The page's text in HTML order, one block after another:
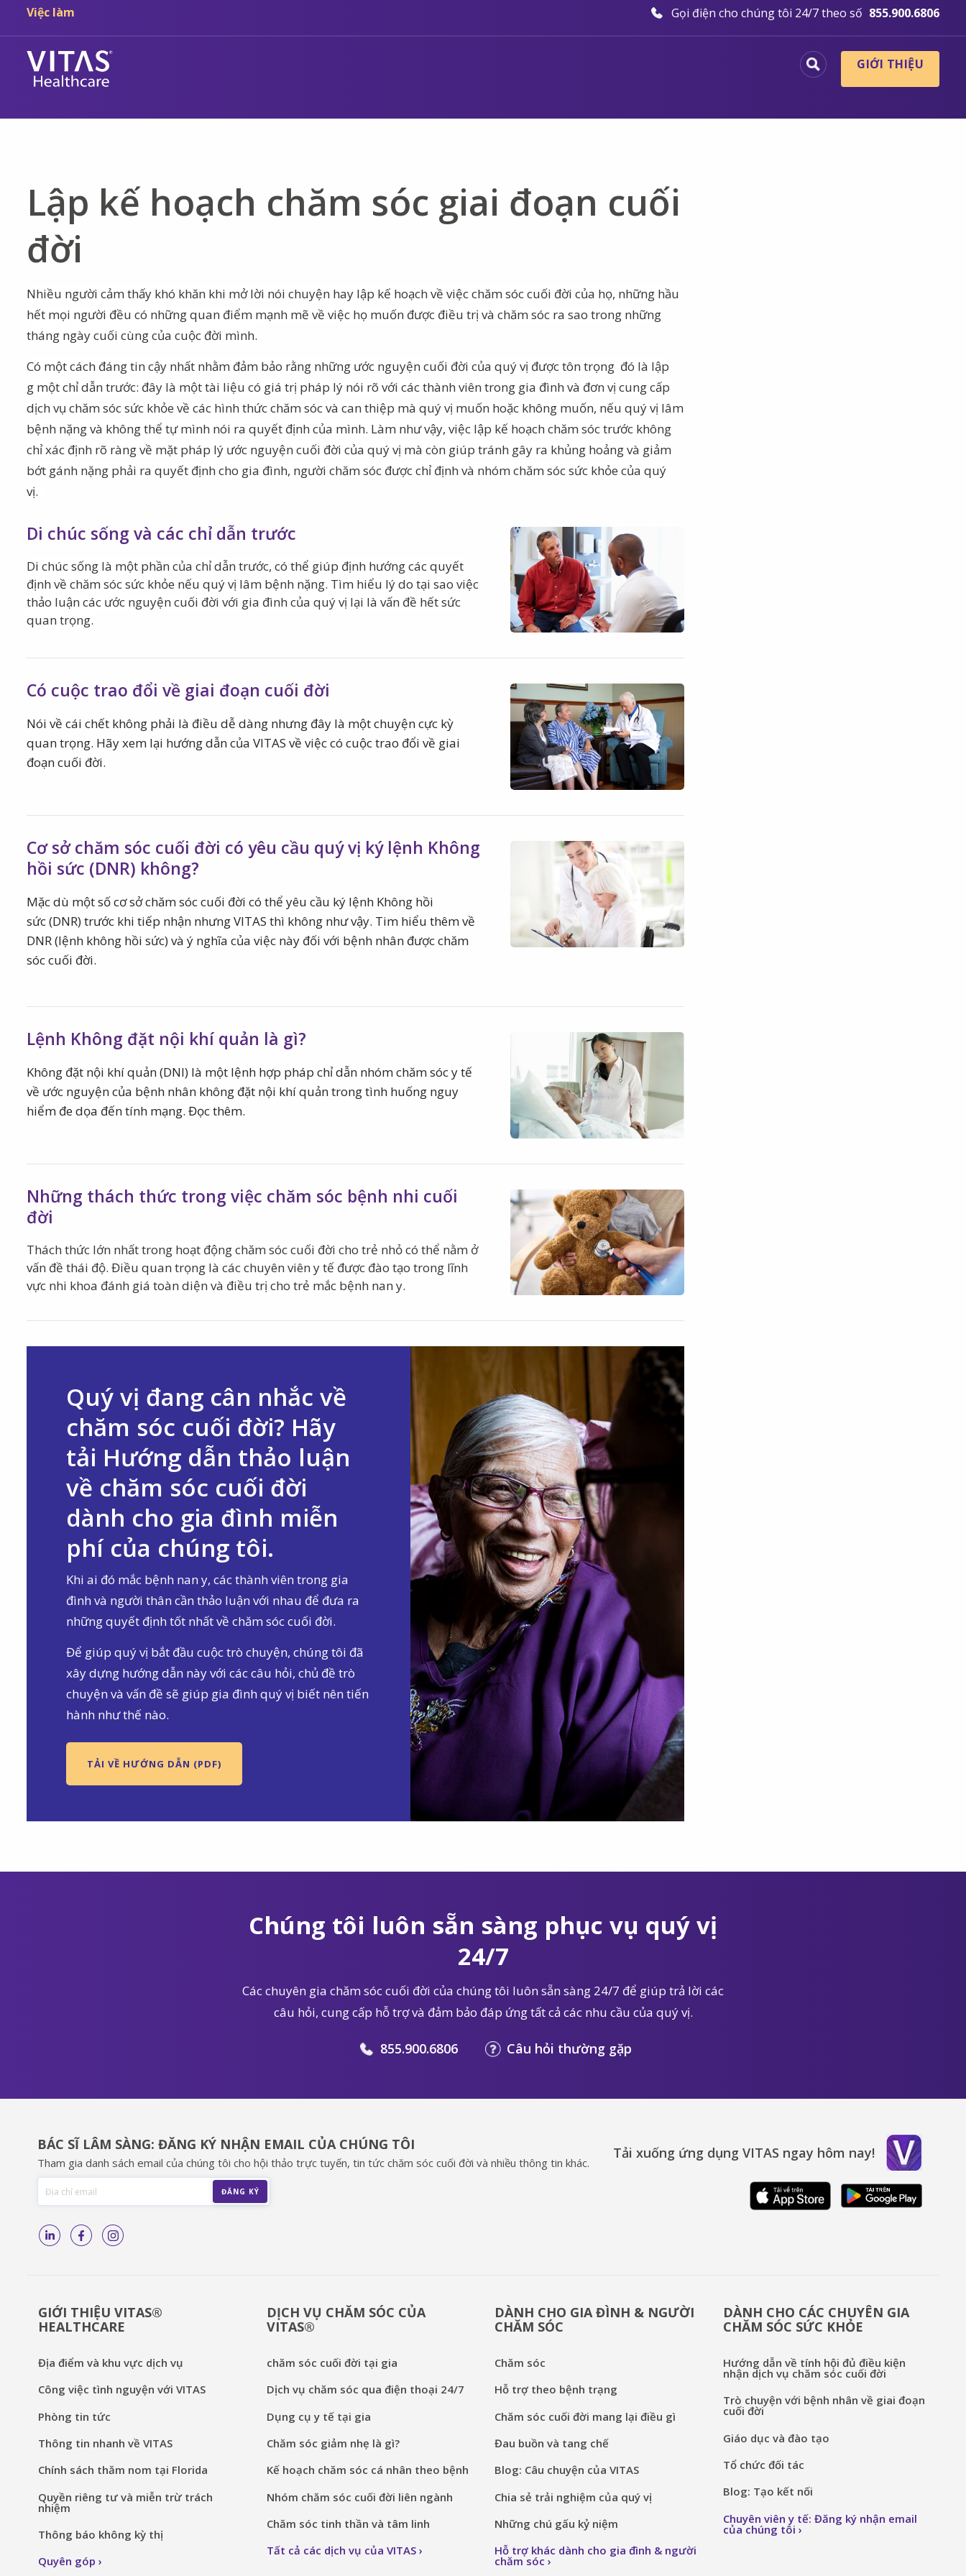
Chuyển đến nội dung chính
Chuyển đến điều hướng
Việc làm Gọi điện cho chúng tôi 24/7 theo số 855.900.6806
GIỚI THIỆU
Lập kế hoạch chăm sóc giai đoạn cuối
đời
Nhiều người cảm thấy khó khăn khi mở lời nói chuyện hay lập kế hoạch về việc chăm sóc cuối đời của họ, những hầu
hết mọi người đều có những quan điểm mạnh mẽ về việc họ muốn được điều trị và chăm sóc ra sao trong những
tháng ngày cuối cùng của cuộc đời mình.
Có một cách đáng tin cậy nhất nhằm đảm bảo rằng những ước nguyện cuối đời của quý vị được tôn trọng đó là lập
g một chỉ dẫn trước: đây là một tài liệu có giá trị pháp lý nói rõ với các thành viên trong gia đình và đơn vị cung cấp
dịch vụ chăm sóc sức khỏe về các hình thức chăm sóc và can thiệp mà quý vị muốn hoặc không muốn, nếu quý vị lâm
bệnh nặng và không thể tự mình nói ra quyết định của mình. Làm như vậy, việc lập kế hoạch chăm sóc trước không
chỉ xác định rõ ràng về mặt pháp lý ước nguyện cuối đời của quý vị mà còn giúp tránh gây ra khủng hoảng và giảm
bớt gánh nặng phải ra quyết định cho gia đình, người chăm sóc được chỉ định và nhóm chăm sóc sức khỏe của quý
vị.
Di chúc sống và các chỉ dẫn trước
Di chúc sống là một phần của chỉ dẫn trước, có thể giúp định hướng các quyết
định về chăm sóc sức khỏe nếu quý vị lâm bệnh nặng. Tìm hiểu lý do tại sao việc
thảo luận các ước nguyện cuối đời với gia đình của quý vị lại là vấn đề hết sức
quan trọng.
Có cuộc trao đổi về giai đoạn cuối đời
Nói về cái chết không phải là điều dễ dàng nhưng đây là một chuyện cực kỳ
quan trọng. Hãy xem lại hướng dẫn của VITAS về việc có cuộc trao đổi về giai
đoạn cuối đời.
Cơ sở chăm sóc cuối đời có yêu cầu quý vị ký lệnh Không
hồi sức (DNR) không?
Mặc dù một số cơ sở chăm sóc cuối đời có thể yêu cầu ký lệnh Không hồi
sức (DNR) trước khi tiếp nhận nhưng VITAS thì không như vậy. Tim hiểu thêm về
DNR (lệnh không hồi sức) và ý nghĩa của việc này đối với bệnh nhân được chăm
sóc cuối đời.
Lệnh Không đặt nội khí quản là gì?
Không đặt nội khí quản (DNI) là một lệnh hợp pháp chỉ dẫn nhóm chăm sóc y tế
về ước nguyện của bệnh nhân không đặt nội khí quản trong tình huống nguy
hiểm đe dọa đến tính mạng. Đọc thêm.
Những thách thức trong việc chăm sóc bệnh nhi cuối
đời
Thách thức lớn nhất trong hoạt động chăm sóc cuối đời cho trẻ nhỏ có thể nằm ở
vấn đề thái độ. Điều quan trọng là các chuyên viên y tế được đào tạo trong lĩnh
vực nhi khoa đánh giá toàn diện và điều trị cho trẻ mắc bệnh nan y.
Quý vị đang cân nhắc về
chăm sóc cuối đời? Hãy
tải Hướng dẫn thảo luận
về chăm sóc cuối đời
dành cho gia đình miễn
phí của chúng tôi.
Khi ai đó mắc bệnh nan y, các thành viên trong gia
đình và người thân cần thảo luận với nhau để đưa ra
những quyết định tốt nhất về chăm sóc cuối đời.
Để giúp quý vị bắt đầu cuộc trò chuyện, chúng tôi đã
xây dựng hướng dẫn này với các câu hỏi, chủ đề trò
chuyện và vấn đề sẽ giúp gia đình quý vị biết nên tiến
hành như thế nào.
TẢI VỀ HƯỚNG DẪN (PDF)
Chúng tôi luôn sẵn sàng phục vụ quý vị
24/7
Các chuyên gia chăm sóc cuối đời của chúng tôi luôn sẵn sàng 24/7 để giúp trả lời các
câu hỏi, cung cấp hỗ trợ và đảm bảo đáp ứng tất cả các nhu cầu của quý vị.
855.900.6806 Câu hỏi thường gặp
BÁC SĨ LÂM SÀNG: ĐĂNG KÝ NHẬN EMAIL CỦA CHÚNG TÔI
Tham gia danh sách email của chúng tôi cho hội thảo trực tuyến, tin tức chăm sóc cuối đời và nhiều thông tin khác.
Tải xuống ứng dụng VITAS ngay hôm nay!
GIỚI THIỆU VITAS®
HEALTHCARE
Địa điểm và khu vực dịch vụ
Công việc tình nguyện với VITAS
Phòng tin tức
Thông tin nhanh về VITAS
Chính sách thăm nom tại Florida
Quyền riêng tư và miễn trừ trách
nhiệm
Thông báo không kỳ thị
Quyên góp
DỊCH VỤ CHĂM SÓC CỦA
VITAS®
chăm sóc cuối đời tại gia
Dịch vụ chăm sóc qua điện thoại 24/7
Dụng cụ y tế tại gia
Chăm sóc giảm nhẹ là gì?
Kế hoạch chăm sóc cá nhân theo bệnh
Nhóm chăm sóc cuối đời liên ngành
Chăm sóc tinh thần và tâm linh
Tất cả các dịch vụ của VITAS
DÀNH CHO GIA ĐÌNH & NGƯỜI
CHĂM SÓC
Chăm sóc
Hỗ trợ theo bệnh trạng
Chăm sóc cuối đời mang lại điều gì
Đau buồn và tang chế
Blog: Câu chuyện của VITAS
Chia sẻ trải nghiệm của quý vị
Những chú gấu kỷ niệm
Hỗ trợ khác dành cho gia đình & người
chăm sóc
DÀNH CHO CÁC CHUYÊN GIA
CHĂM SÓC SỨC KHỎE
Hướng dẫn về tính hội đủ điều kiện
nhận dịch vụ chăm sóc cuối đời
Trò chuyện với bệnh nhân về giai đoạn
cuối đời
Giáo dục và đào tạo
Tổ chức đối tác
Blog: Tạo kết nối
Chuyên viên y tế: Đăng ký nhận email
của chúng tôi